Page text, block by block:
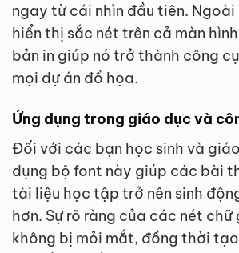
ngay từ cái nhìn đầu tiên. Ngoài
hiển thị sắc nét trên cả màn
bản in giúp nó trở thành công
mọi dự án đồ họa.
Ứng dụng trong giáo dục và
Đối với các bạn học sinh và
dụng bộ font này giúp các bài
tài liệu học tập trở nên sinh
hơn. Sự rõ ràng của các nét chữ
không bị mỏi mắt, đồng thời